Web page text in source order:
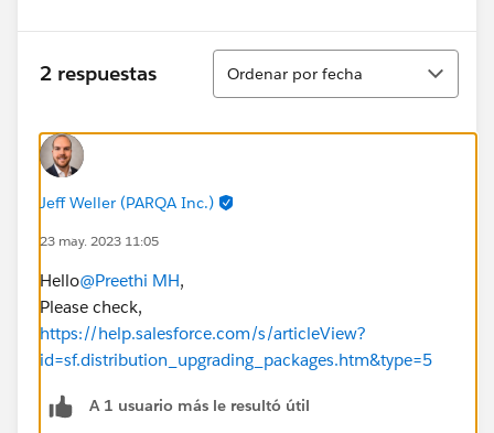
2 respuestas
Ordenar
Ordenar por fecha
Jeff Weller (PARQA Inc.)
23 may. 2023 11:05
Hello@Preethi MH,
Please check,
https://help.salesforce.com/s/articleView?
id=sf.distribution_upgrading_packages.htm&type=5
A 1 usuario más le resultó útil